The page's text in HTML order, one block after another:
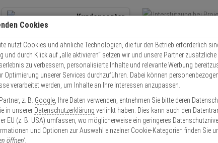
Kundencenter
Kontaktservice nutzen
Mo. - Do.: 8:00 - 16:30 Fr. 8:00 - 14:00 Uhr
Zutritt Einbruch
AM-10G(RTL) Montageset
Cookies
nutzt Cookies und ähnliche Technologien, die für den Betrieb erforderlich
und durch Klick auf „alle aktivieren“ setzen wir und unsere Partner
zu verbessern, personalisierte Inhalte und relevante Werbung
Optimierung unserer Services durchzuführen. Dabei können
verarbeitet werden, um Inhalte an Ihre Interessen anzupassen.
z. B. Google , Ihre Daten verwenden, entnehmen Sie bitte deren
in unserer Datenschutzerklärung verlinkt haben. Dies kann auch den
EU (z. B. USA) umfassen, wo möglicherweise ein geringeres
und Optionen zur Auswahl einzelner Cookie-Kategorien finden Sie
öffnen'.